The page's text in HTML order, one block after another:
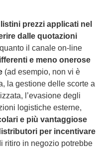
prezzi applicati nel
dalle quotazioni
il canale on-line
e meno onerose
(ad esempio, non vi è
la gestione delle scorte a
l’evasione degli
logistiche esterne,
e più vantaggiose
per incentivare
ritiro in negozio potrebbe